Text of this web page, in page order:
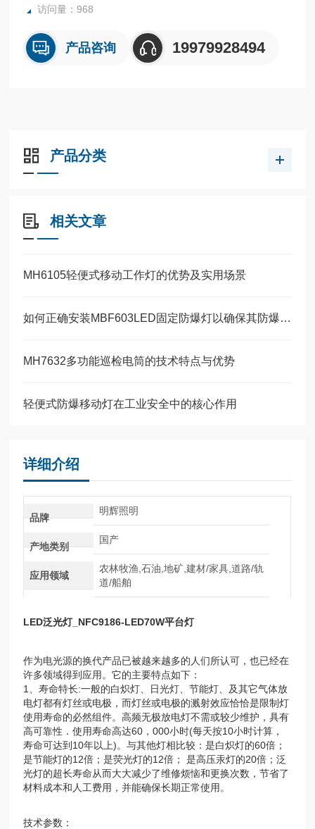
访问量：968
产品咨询 19979928494
产品分类
相关文章
MH6105轻便式移动工作灯的优势及实用场景
如何正确安装MBF603LED固定防爆灯以确保其防爆性能？
MH7632多功能巡检电筒的技术特点与优势
轻便式防爆移动灯在工业安全中的核心作用
详细介绍
品牌
明辉照明
产地类别
国产
应用领域
农林牧渔,石油,地矿,建材/家具,道路/轨
道/船舶
LED泛光灯_NFC9186-LED70W平台灯
作为电光源的换代产品已被越来越多的人们所认可，也已经在
许多领域得到应用。它的主要特点如下：
1、寿命特长:一般的白炽灯、日光灯、节能灯、及其它气体放
电灯都有灯丝或电极，而灯丝或电极的溅射效应恰恰是限制灯
使用寿命的必然组件。高频无极放电灯不需或较少维护，具有
高可靠性．使用寿命高达60，000小时(每天按10小时计算，
寿命可达到10年以上)。与其他灯相比较：是白炽灯的60倍；
是节能灯的12倍；是荧光灯的12倍； 是高压汞灯的20倍；泛
光灯的超长寿命从而大大减少了维修烦恼和更换次数，节省了
材料成本和人工费用，并能确保长期正常使用。
技术参数：